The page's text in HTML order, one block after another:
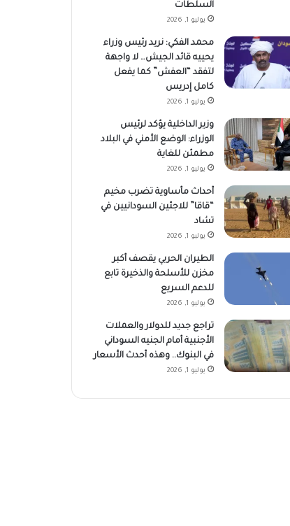
السلطات
يوليو 1, 2026
محمد الفكي: نريد رئيس وزراء
يحييه قائد الجيش… لا واجهة
لتفقد “العفش” كما يفعل
كامل إدريس
يوليو 1, 2026
وزير الداخلية يؤكد لرئيس
الوزراء: الوضع الأمني في البلاد
مطمئن للغاية
يوليو 1, 2026
أحداث مأساوية تضرب مخيم
“قاقا” للاجئين السودانيين في
تشاد
يوليو 1, 2026
الطيران الحربي يقصف أكبر
مخزن للأسلحة والذخيرة تابع
للدعم السريع
يوليو 1, 2026
تراجع جديد للدولار والعملات
الأجنبية أمام الجنيه السوداني
في البنوك.. وهذه أحدث الأسعار
يوليو 1, 2026